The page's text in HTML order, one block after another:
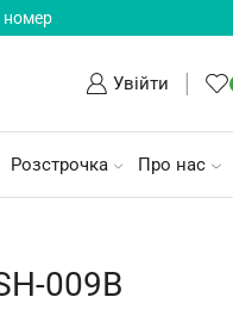
номер
Увійти
Розстрочка Про нас
009B